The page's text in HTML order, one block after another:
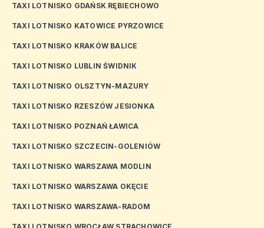
TAXI LOTNISKO GDAŃSK RĘBIECHOWO
TAXI LOTNISKO KATOWICE PYRZOWICE
TAXI LOTNISKO KRAKÓW BALICE
TAXI LOTNISKO LUBLIN ŚWIDNIK
TAXI LOTNISKO OLSZTYN-MAZURY
TAXI LOTNISKO RZESZÓW JESIONKA
TAXI LOTNISKO POZNAŃ ŁAWICA
TAXI LOTNISKO SZCZECIN-GOLENIÓW
TAXI LOTNISKO WARSZAWA MODLIN
TAXI LOTNISKO WARSZAWA OKĘCIE
TAXI LOTNISKO WARSZAWA-RADOM